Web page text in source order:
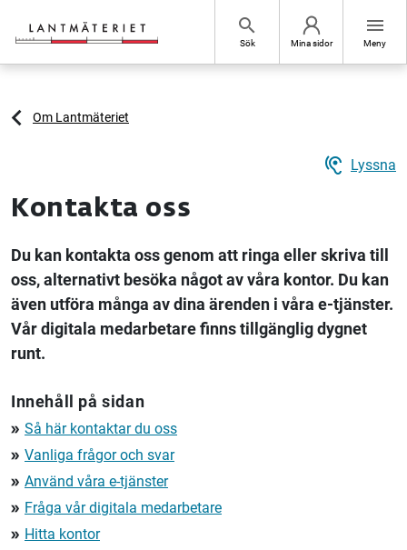
search
Sök Mina sidor
menu
Meny
Om Lantmäteriet
hearing Lyssna
Kontakta oss
Du kan kontakta oss genom att ringa eller skriva till
oss, alternativt besöka något av våra kontor. Du kan
även utföra många av dina ärenden i våra e-tjänster.
Vår digitala medarbetare finns tillgänglig dygnet
runt.
Innehåll på sidan
double_arrow Så här kontaktar du oss
double_arrow Vanliga frågor och svar
double_arrow Använd våra e-tjänster
double_arrow Fråga vår digitala medarbetare
double_arrow Hitta kontor